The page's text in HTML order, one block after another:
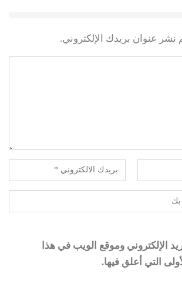
نشر عنوان بريدك الإلكتروني.
الإلكتروني وموقع الويب في هذا
التي أعلق فيها.